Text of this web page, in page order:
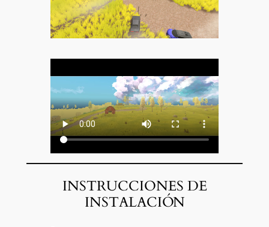
INSTRUCCIONES DE
INSTALACIÓN